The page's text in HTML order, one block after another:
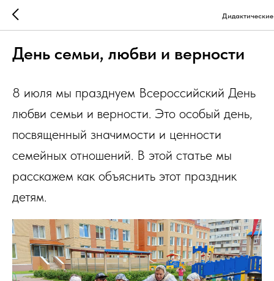
День семьи, любви и верности
8 июля мы празднуем Всероссийский День
любви семьи и верности. Это особый день,
посвященный значимости и ценности
семейных отношений. В этой статье мы
расскажем как объяснить этот праздник
детям.